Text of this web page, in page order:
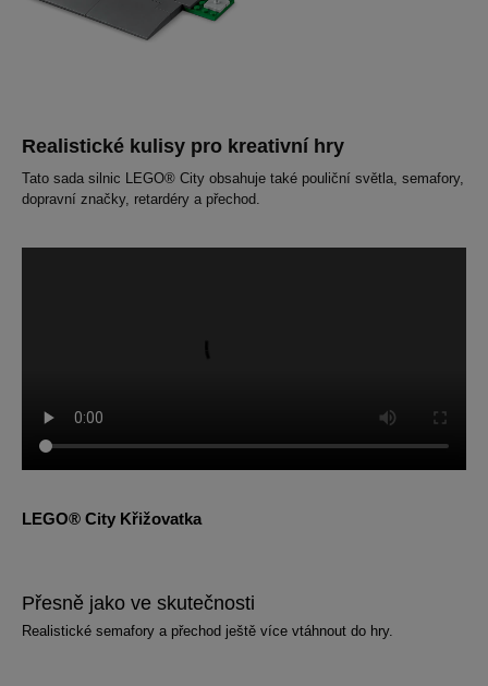
Realistické kulisy pro kreativní hry
Tato sada silnic LEGO® City obsahuje také pouliční světla, semafory,
dopravní značky, retardéry a přechod.
LEGO® City Křižovatka
Přesně jako ve skutečnosti
Realistické semafory a přechod ještě více vtáhnout do hry.